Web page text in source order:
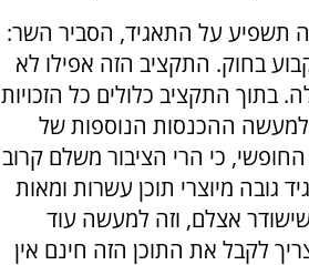
תשפיע על התאגיד, הסביר השר:
בחוק. התקציב הזה אפילו לא
בתוך התקציב כלולים כל הזכויות
למעשה ההכנסות הנוספות של
כי הרי הציבור משלם קרוב
גובה מיוצרי תוכן עשרות ומאות
אצלם, וזה למעשה עוד
לקבל את התוכן הזה חינם אין